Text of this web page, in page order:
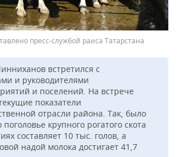
пресс-службой раиса Татарстана
встретился с
и руководителями
и поселений. На встрече
показатели
отрасли района. Так, было
крупного рогатого скота
составляет 10 тыс. голов, а
надой молока достигает 41,7